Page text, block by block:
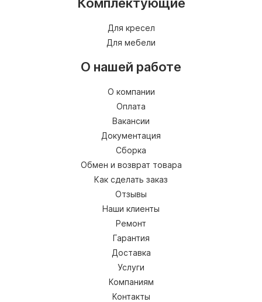
Комплектующие
Для кресел
Для мебели
О нашей работе
О компании
Оплата
Вакансии
Документация
Сборка
Обмен и возврат товара
Как сделать заказ
Отзывы
Наши клиенты
Ремонт
Гарантия
Доставка
Услуги
Компаниям
Контакты